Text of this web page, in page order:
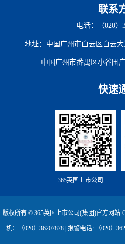
联系
电话：（020）
地址：中国广州市白云区白云
中国广州市番禺区小谷围广
快速
365英国上市公司
版权所有 © 365英国上市公司(集团)官方网站-
机：（020）36207878 | 报警电话: （020）